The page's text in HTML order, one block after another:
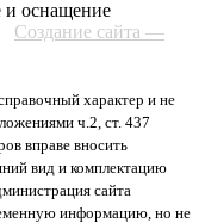
оснащение
Создание сайта —
характер и не
ч.2, ст. 437
вправе вносить
вид и комплектацию
сайта
информацию, но не